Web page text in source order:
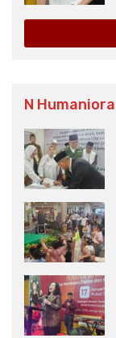
N Humaniora